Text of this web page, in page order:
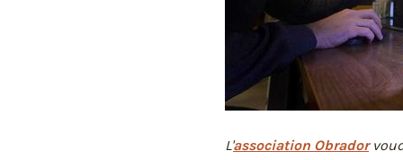
L'association Obrador